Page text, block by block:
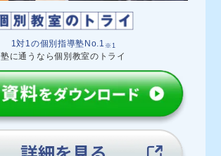
1対1の個別指導塾No.1 ※1
塾に通うなら個別教室のトライ